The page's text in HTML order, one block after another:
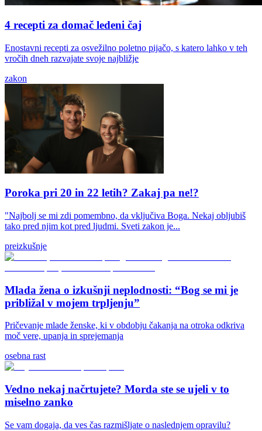
4 recepti za domač ledeni čaj
Enostavni recepti za osvežilno poletno pijačo, s katero lahko v teh
vročih dneh razvajate svoje najbližje
zakon
Poroka pri 20 in 22 letih? Zakaj pa ne!?
"Najbolj se mi zdi pomembno, da vključiva Boga. Nekaj obljubiš
tako pred njim kot pred ljudmi. Sveti zakon je...
preizkušnje
Mlada žena o izkušnji neplodnosti: “Bog se mi je
približal v mojem trpljenju”
Pričevanje mlade ženske, ki v obdobju čakanja na otroka odkriva
moč vere, upanja in sprejemanja
osebna rast
Vedno nekaj načrtujete? Morda ste se ujeli v to
miselno zanko
Se vam dogaja, da ves čas razmišljate o naslednjem opravilu?